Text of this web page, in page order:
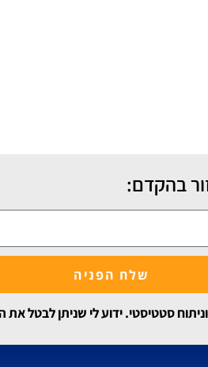
בהקדם:
סטטיסטי. ידוע לי שניתן לבטל
שלח הפניה